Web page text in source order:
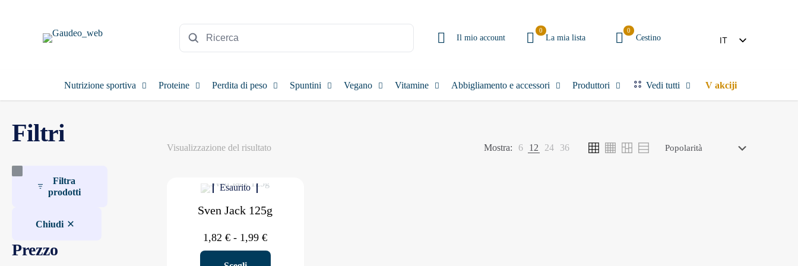
Il mio account
0
La mia lista
0
Cestino
IT
Nutrizione sportiva Proteine Perdita di peso Spuntini Vegano Vitamine Abbigliamento e accessori Produttori Vedi tutti V akciji
Visualizzazione del risultato Mostra: 6 12 24 36
Esaurito
Sven Jack 125g
1,82€ - 1,99€Fascia
di
Filtri
Filtra
prodotti
Chiudi
Prezzo